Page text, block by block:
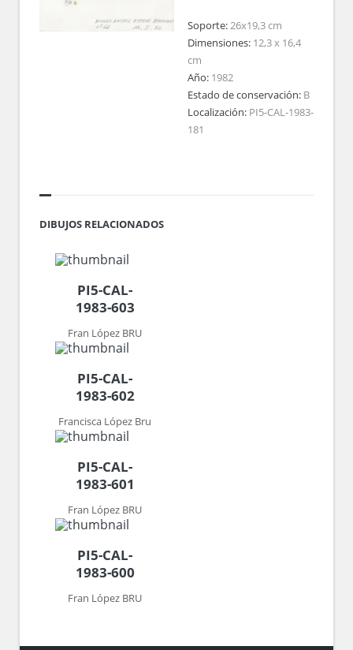
Soporte:26x19,3 cm
Dimensiones: 12,3 x 16,4
cm
Año: 1982
Estado de conservación: B
Localización: PI5-CAL-1983-
181
DIBUJOS RELACIONADOS
PI5-CAL-
1983-603
Fran López BRU
PI5-CAL-
1983-602
Francisca López Bru
PI5-CAL-
1983-601
Fran López BRU
PI5-CAL-
1983-600
Fran López BRU